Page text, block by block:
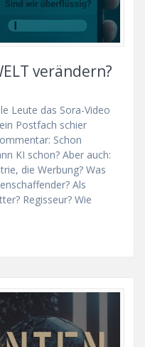
verändern?
Leute das Sora-Video
Postfach schier
Schon
KI schon? Aber auch:
die Werbung? Was
Als
Regisseur? Wie